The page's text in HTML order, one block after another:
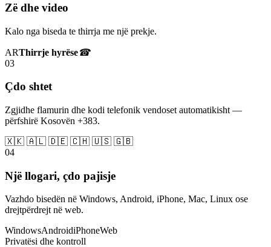
Zë dhe video
Kalo nga biseda te thirrja me një prekje.
ARThirrje hyrëse☎
03
Çdo shtet
Zgjidhe flamurin dhe kodi telefonik vendoset automatikisht —
përfshirë Kosovën +383.
🇽🇰 🇦🇱 🇩🇪 🇨🇭 🇺🇸 🇬🇧
04
Një llogari, çdo pajisje
Vazhdo bisedën në Windows, Android, iPhone, Mac, Linux ose
drejtpërdrejt në web.
WindowsAndroidiPhoneWeb
Privatësi dhe kontroll